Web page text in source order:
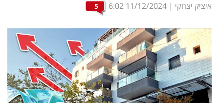
מדדים
ומחקרים
דעות
רכילות
עסקית
איציק יצחקי |
11/12/2024
6:02
5